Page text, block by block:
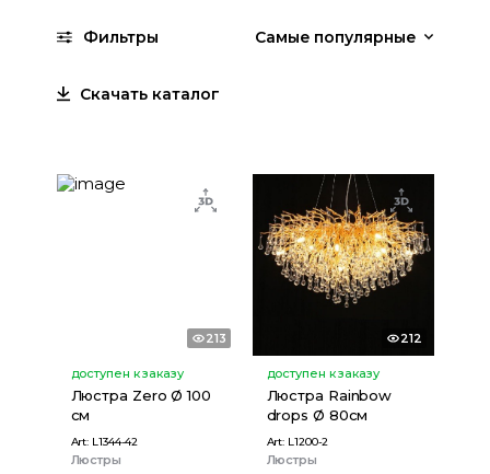
Фильтры Самые популярные
Скачать каталог
213
доступен к заказу
Люстра Zero Ø 100
см
Art: L1344-42
Люстры
212
доступен к заказу
Люстра Rainbow
drops Ø 80см
Art: L1200-2
Люстры